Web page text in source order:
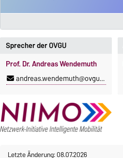
Sprecher der OVGU
Prof. Dr. Andreas Wendemuth
andreas.wendemuth@ovgu.de
Letzte Änderung: 08.07.2026